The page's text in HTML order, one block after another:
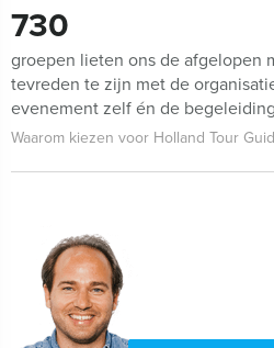
730
groepen lieten ons de afgelopen
tevreden te zijn met de
evenement zelf én de
Waarom kiezen voor Holland Tour